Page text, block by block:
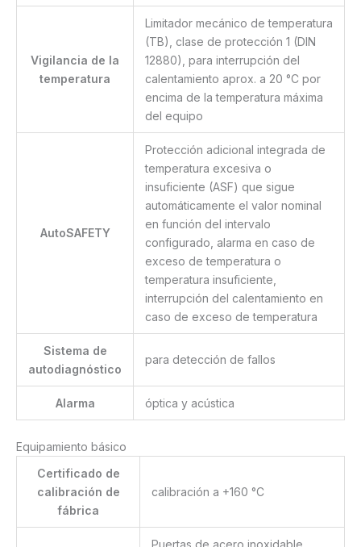
Vigilancia de la
temperatura
Limitador mecánico de temperatura
(TB), clase de protección 1 (DIN
12880), para interrupción del
calentamiento aprox. a 20 °C por
encima de la temperatura máxima
del equipo
AutoSAFETY
Protección adicional integrada de
temperatura excesiva o
insuficiente (ASF) que sigue
automáticamente el valor nominal
en función del intervalo
configurado, alarma en caso de
exceso de temperatura o
temperatura insuficiente,
interrupción del calentamiento en
caso de exceso de temperatura
Sistema de
autodiagnóstico
para detección de fallos
Alarma óptica y acústica
Equipamiento básico
Certificado de
calibración de
fábrica
calibración a +160 °C
Puertas de acero inoxidable